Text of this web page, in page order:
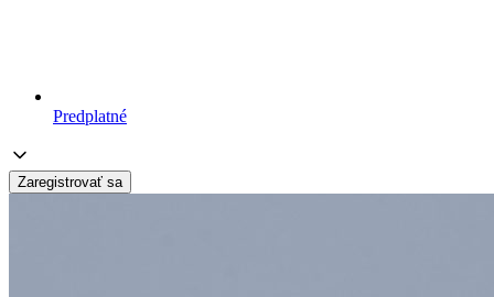
Predplatné
Zaregistrovať sa